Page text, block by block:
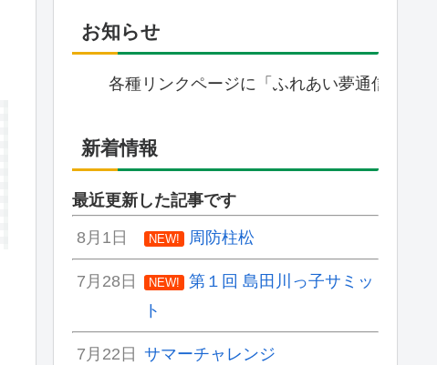
お知らせ
各種リンクページに「ふれあい夢通信:第81号（
新着情報
最近更新した記事です
8月1日 NEW! 周防柱松
7月28日 NEW!
第１回 島田川っ子サミッ
ト
7月22日 サマーチャレンジ